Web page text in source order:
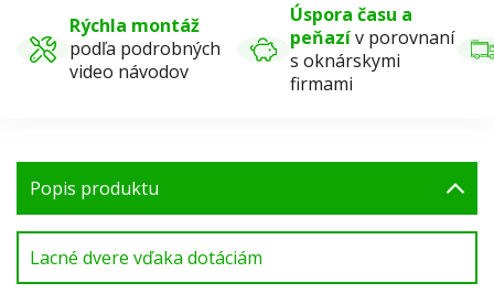
Rýchla montáž
podľa podrobných
video návodov
Úspora času a
peňazív porovnaní
s oknárskymi
firmami
Popis produktu
Lacné dvere vďaka dotáciám